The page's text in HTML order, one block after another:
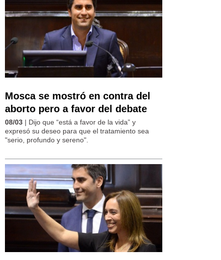
Mosca se mostró en contra del
aborto pero a favor del debate
08/03 | Dijo que “está a favor de la vida” y
expresó su deseo para que el tratamiento sea
"serio, profundo y sereno".